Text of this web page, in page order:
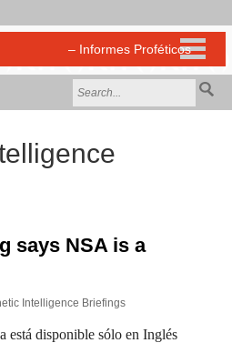
says NSA is a
Intelligence Briefings
está disponible sólo en Inglés